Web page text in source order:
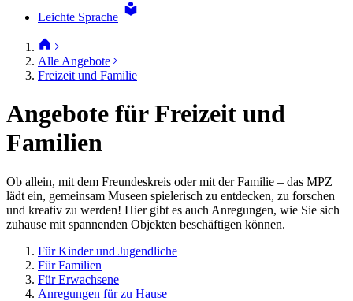
Leichte Sprache
Alle Angebote
Freizeit und Familie
Angebote für Freizeit und
Familien
Ob allein, mit dem Freundeskreis oder mit der Familie – das MPZ
lädt ein, gemeinsam Museen spielerisch zu entdecken, zu forschen
und kreativ zu werden! Hier gibt es auch Anregungen, wie Sie sich
zuhause mit spannenden Objekten beschäftigen können.
Für Kinder und Jugendliche
Für Familien
Für Erwachsene
Anregungen für zu Hause